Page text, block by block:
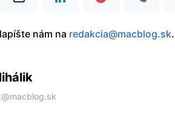
nám na redakcia@macblog.sk.